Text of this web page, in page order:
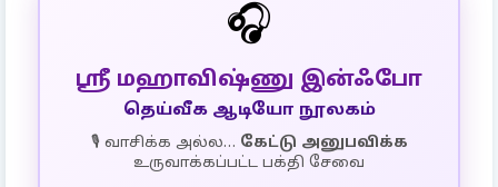
🎧
ஸ்ரீ மஹாவிஷ்ணு இன்ஃபோ
தெய்வீக ஆடியோ நூலகம்
🎙️ வாசிக்க அல்ல… கேட்டு அனுபவிக்க
உருவாக்கப்பட்ட பக்தி சேவை